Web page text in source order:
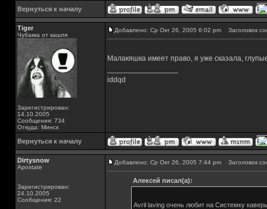
Вернуться к началу
Tiger
Чубакка от кашля
Зарегистрирован:
14.10.2005
Сообщения: 734
Откуда: Минск
Добавлено: Ср Окт 26, 2005 6:02 pm Заголовок
Малакяшка имеет право, я уже сказала,
iddqd
Вернуться к началу
Dirtysnow
Apostate
Зарегистрирован:
24.10.2005
Сообщения: 22
Добавлено: Ср Окт 26, 2005 7:44 pm Заголовок
Алексей писал(а):
Avril laving очень любит на Системку